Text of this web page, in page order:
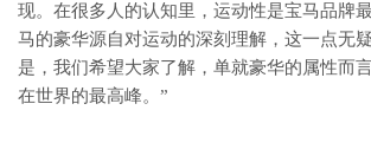
现。在很多人的认知里，运动性是宝马品牌
马的豪华源自对运动的深刻理解，这一点无
是，我们希望大家了解，单就豪华的属性而
在世界的最高峰。”